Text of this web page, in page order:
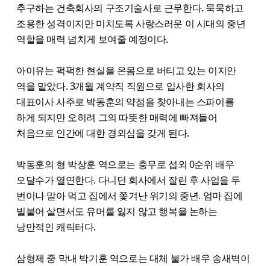
추구하는 건축회사의 구조기술사로 근무한다. 묵묵하고
조용한 성격이지만 미치도록 사랑스러운 이 시대의 중년
역할을 매력 넘치게 보여줄 예정이다.
아이유는 퍽퍽한 현실을 온몸으로 버티고 있는 이지안
역을 맡았다. 3개월 계약직 직원으로 입사한 회사의
대표이사 사주로 박동훈의 약점을 찾아내는 스파이를
하게 되지만 오히려 그의 따뜻한 매력에 빠져들어
처음으로 인간에 대한 경외심을 갖게 된다.
박동훈의 형 박상훈 역으로는 충무로 섭외 0순위 배우
오달수가 열연한다. 다니던 회사에서 잘린 후 사업을 두
번이나 말아 먹고 집에서 쫓겨난 위기의 중년. 엄마 집에
빌붙어 살면서도 유머를 잃지 않고 행복을 논하는
낭만적인 캐릭터다.
삼형제 중 막내 박기훈 역으로는 대체 불가 배우 송새벽이